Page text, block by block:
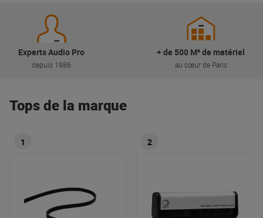
Experts Audio Pro
depuis 1986
+ de 500 M² de matériel
au cœur de Paris
Tops de la marque
1 2